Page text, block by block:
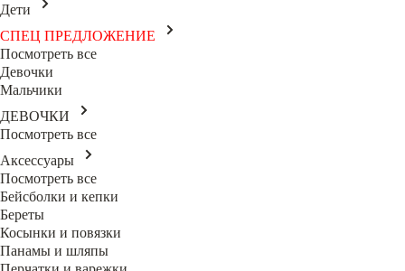
Дети
СПЕЦ ПРЕДЛОЖЕНИЕ
Посмотреть все
Девочки
Мальчики
ДЕВОЧКИ
Посмотреть все
Аксессуары
Посмотреть все
Бейсболки и кепки
Береты
Косынки и повязки
Панамы и шляпы